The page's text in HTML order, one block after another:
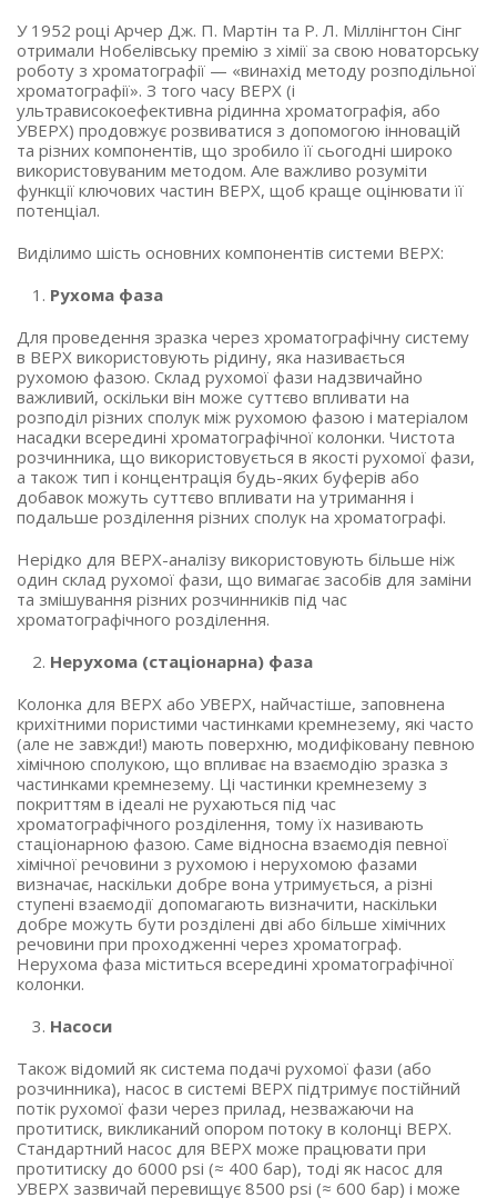
У 1952 році Арчер Дж. П. Мартін та Р. Л. Міллінгтон Сінг
отримали Нобелівську премію з хімії за свою новаторську
роботу з хроматографії — «винахід методу розподільної
хроматографії». З того часу ВЕРХ (і
ультрависокоефективна рідинна хроматографія, або
УВЕРХ) продовжує розвиватися з допомогою інновацій
та різних компонентів, що зробило її сьогодні широко
використовуваним методом. Але важливо розуміти
функції ключових частин ВЕРХ, щоб краще оцінювати її
потенціал.
Виділимо шість основних компонентів системи ВЕРХ:
Рухома фаза
Для проведення зразка через хроматографічну систему
в ВЕРХ використовують рідину, яка називається
рухомою фазою. Склад рухомої фази надзвичайно
важливий, оскільки він може суттєво впливати на
розподіл різних сполук між рухомою фазою і матеріалом
насадки всередині хроматографічної колонки. Чистота
розчинника, що використовується в якості рухомої фази,
а також тип і концентрація будь-яких буферів або
добавок можуть суттєво впливати на утримання і
подальше розділення різних сполук на хроматографі.
Нерідко для ВЕРХ-аналізу використовують більше ніж
один склад рухомої фази, що вимагає засобів для заміни
та змішування різних розчинників під час
хроматографічного розділення.
Нерухома (стаціонарна) фаза
Колонка для ВЕРХ або УВЕРХ, найчастіше, заповнена
крихітними пористими частинками кремнезему, які часто
(але не завжди!) мають поверхню, модифіковану певною
хімічною сполукою, що впливає на взаємодію зразка з
частинками кремнезему. Ці частинки кремнезему з
покриттям в ідеалі не рухаються під час
хроматографічного розділення, тому їх називають
стаціонарною фазою. Саме відносна взаємодія певної
хімічної речовини з рухомою і нерухомою фазами
визначає, наскільки добре вона утримується, а різні
ступені взаємодії допомагають визначити, наскільки
добре можуть бути розділені дві або більше хімічних
речовини при проходженні через хроматограф.
Нерухома фаза міститься всередині хроматографічної
колонки.
Насоси
Також відомий як система подачі рухомої фази (або
розчинника), насос в системі ВЕРХ підтримує постійний
потік рухомої фази через прилад, незважаючи на
протитиск, викликаний опором потоку в колонці ВЕРХ.
Стандартний насос для ВЕРХ може працювати при
протитиску до 6000 psi (≈ 400 бар), тоді як насос для
УВЕРХ зазвичай перевищує 8500 psi (≈ 600 бар) і може